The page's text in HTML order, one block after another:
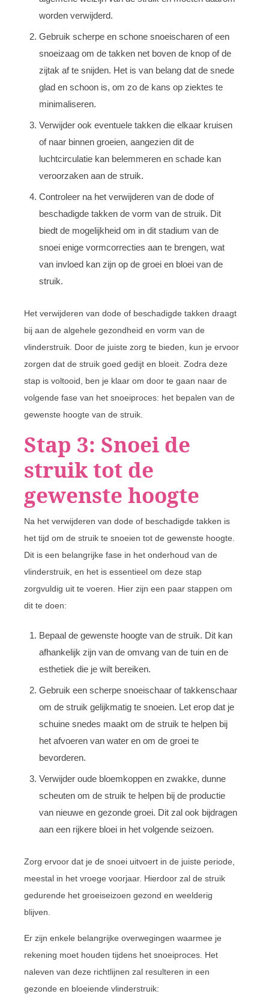
worden verwijderd.
Gebruik scherpe en schone snoeischaren of een
snoeizaag om de takken net boven de knop of de
zijtak af te snijden. Het is van belang dat de snede
glad en schoon is, om zo de kans op ziektes te
minimaliseren.
Verwijder ook eventuele takken die elkaar kruisen
of naar binnen groeien, aangezien dit de
luchtcirculatie kan belemmeren en schade kan
veroorzaken aan de struik.
Controleer na het verwijderen van de dode of
beschadigde takken de vorm van de struik. Dit
biedt de mogelijkheid om in dit stadium van de
snoei enige vormcorrecties aan te brengen, wat
van invloed kan zijn op de groei en bloei van de
struik.
Het verwijderen van dode of beschadigde takken draagt
bij aan de algehele gezondheid en vorm van de
vlinderstruik. Door de juiste zorg te bieden, kun je ervoor
zorgen dat de struik goed gedijt en bloeit. Zodra deze
stap is voltooid, ben je klaar om door te gaan naar de
volgende fase van het snoeiproces: het bepalen van de
gewenste hoogte van de struik.
Stap 3: Snoei de
struik tot de
gewenste hoogte
Na het verwijderen van dode of beschadigde takken is
het tijd om de struik te snoeien tot de gewenste hoogte.
Dit is een belangrijke fase in het onderhoud van de
vlinderstruik, en het is essentieel om deze stap
zorgvuldig uit te voeren. Hier zijn een paar stappen om
dit te doen:
Bepaal de gewenste hoogte van de struik. Dit kan
afhankelijk zijn van de omvang van de tuin en de
esthetiek die je wilt bereiken.
Gebruik een scherpe snoeischaar of takkenschaar
om de struik gelijkmatig te snoeien. Let erop dat je
schuine snedes maakt om de struik te helpen bij
het afvoeren van water en om de groei te
bevorderen.
Verwijder oude bloemkoppen en zwakke, dunne
scheuten om de struik te helpen bij de productie
van nieuwe en gezonde groei. Dit zal ook bijdragen
aan een rijkere bloei in het volgende seizoen.
Zorg ervoor dat je de snoei uitvoert in de juiste periode,
meestal in het vroege voorjaar. Hierdoor zal de struik
gedurende het groeiseizoen gezond en weelderig
blijven.
Er zijn enkele belangrijke overwegingen waarmee je
rekening moet houden tijdens het snoeiproces. Het
naleven van deze richtlijnen zal resulteren in een
gezonde en bloeiende vlinderstruik: